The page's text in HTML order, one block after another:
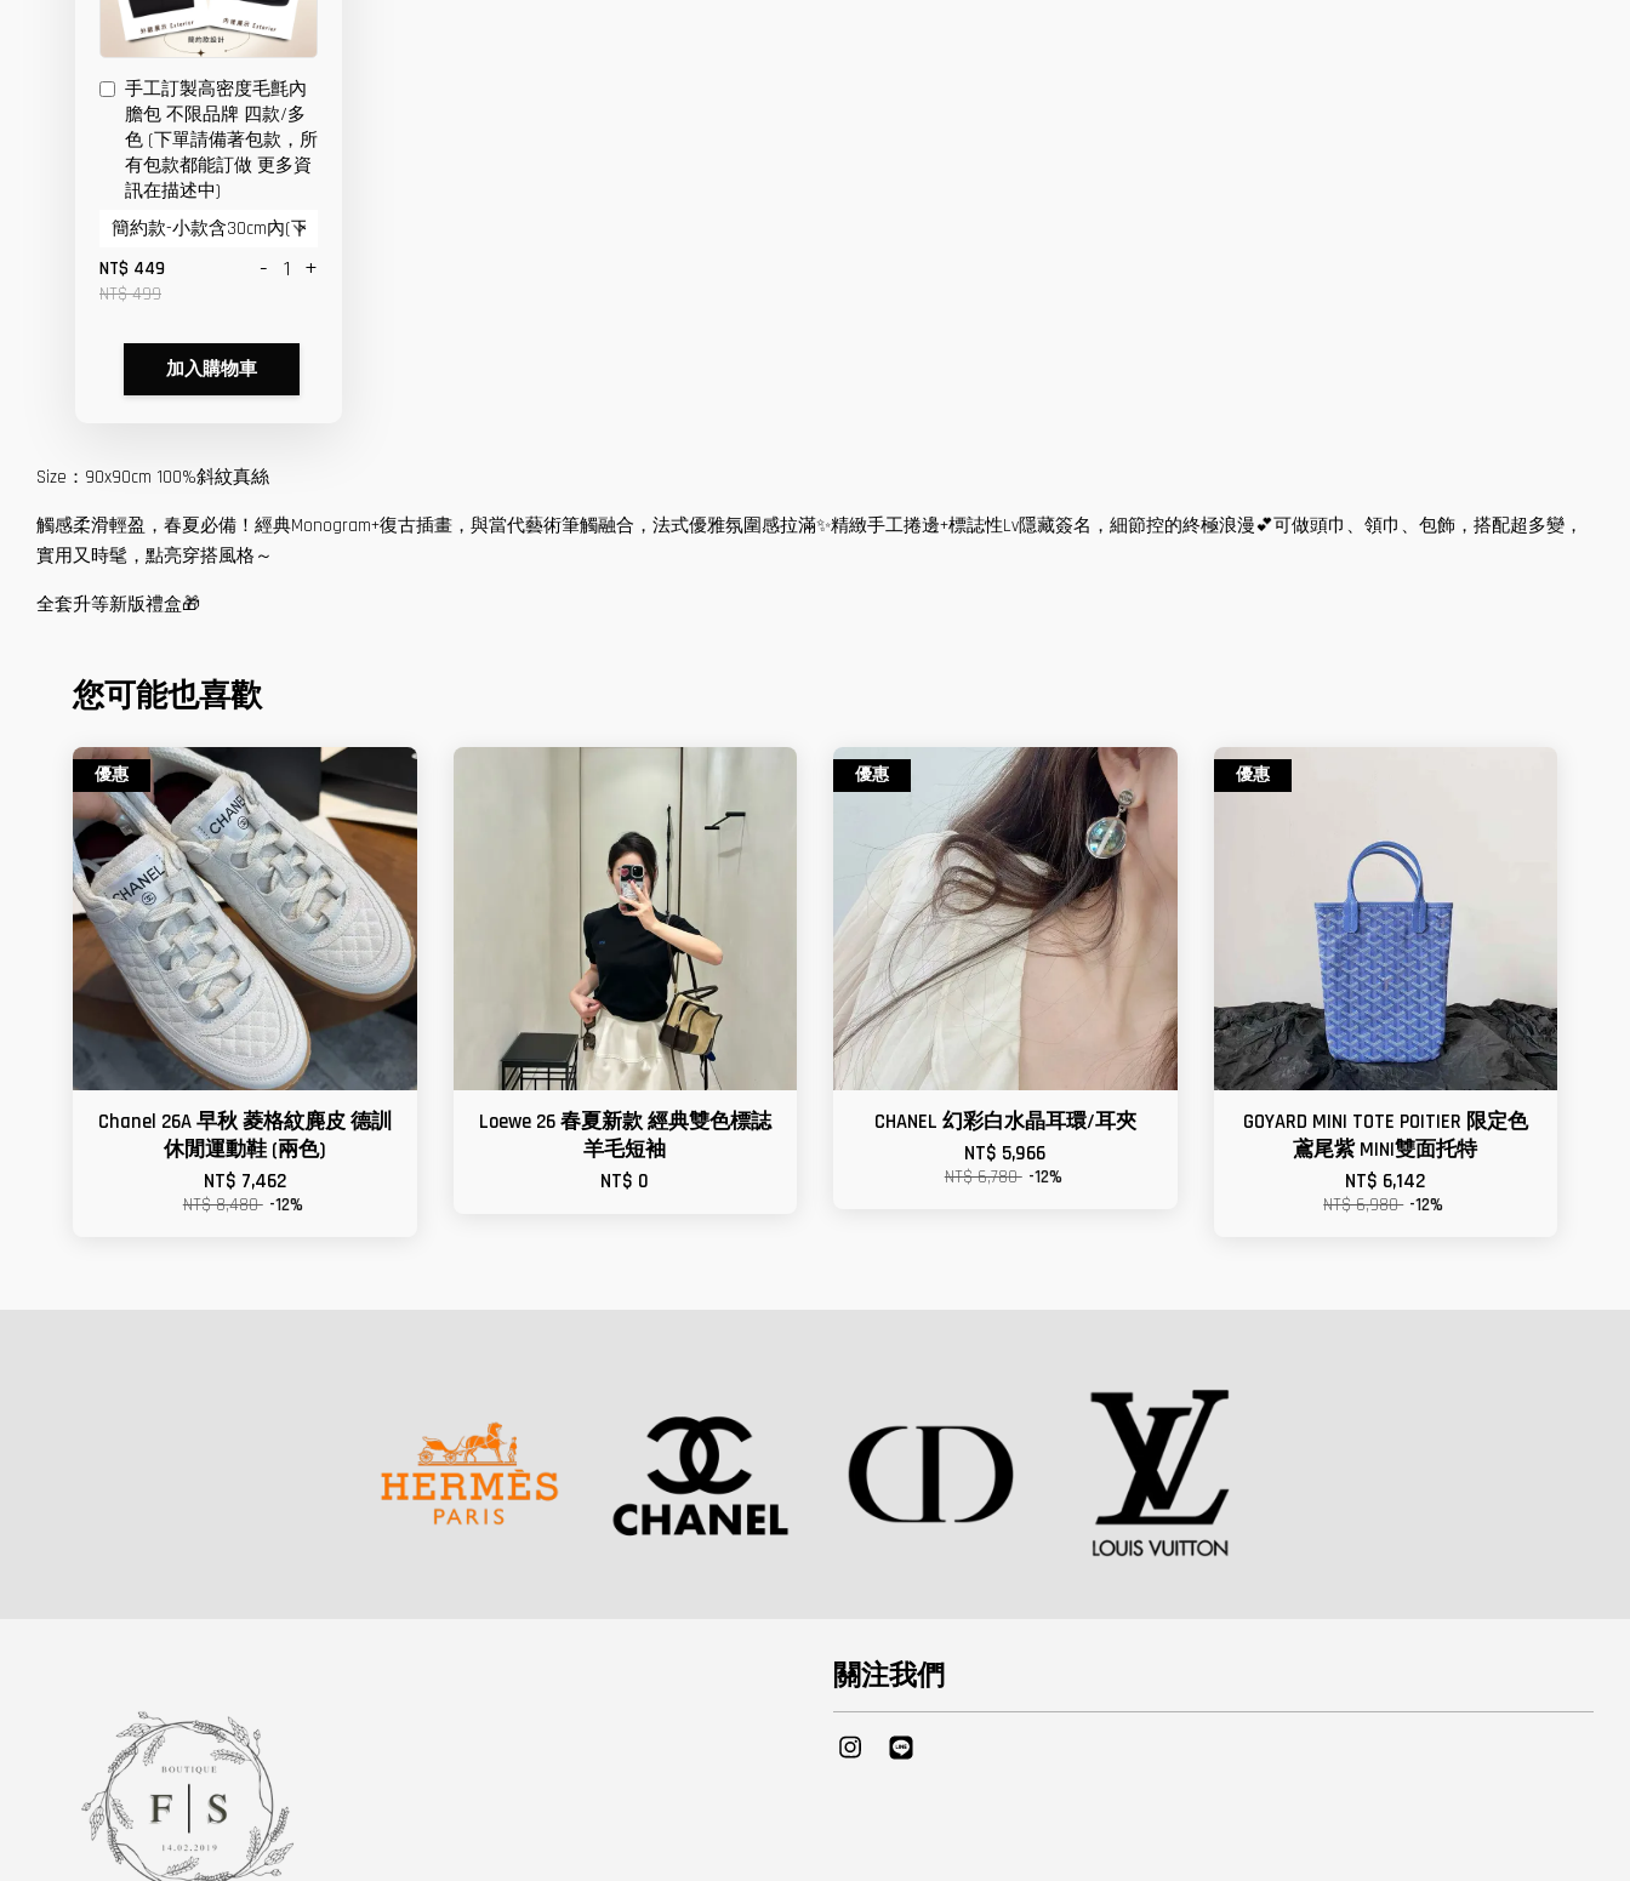
手工訂製高密度毛氈內
膽包 不限品牌 四款/多
色 (下單請備著包款，所
有包款都能訂做 更多資
訊在描述中)
NT$ 449
NT$ 499
- +
加入購物車
Size：90x90cm 100%斜紋真絲
觸感柔滑輕盈，春夏必備！經典Monogram+復古插畫，與當代藝術筆觸融合，法式優雅氛圍感拉滿✨精緻手工捲邊+標誌性Lv隱藏簽名，細節控的終極浪漫💕可做頭巾、領巾、包飾，搭配超多變，
實用又時髦，點亮穿搭風格～
全套升等新版禮盒🎁
您可能也喜歡
優惠
Chanel 26A 早秋 菱格紋麂皮 德訓
休閒運動鞋 (兩色)
NT$ 7,462
NT$ 8,480 -12%
Loewe 26 春夏新款 經典雙色標誌
羊毛短袖
NT$ 0
優惠
CHANEL 幻彩白水晶耳環/耳夾
NT$ 5,966
NT$ 6,780 -12%
優惠
GOYARD MINI TOTE POITIER 限定色
鳶尾紫 MINI雙面托特
NT$ 6,142
NT$ 6,980 -12%
關注我們
Instagram